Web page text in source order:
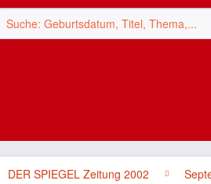
DER SPIEGEL Zeitung 2002